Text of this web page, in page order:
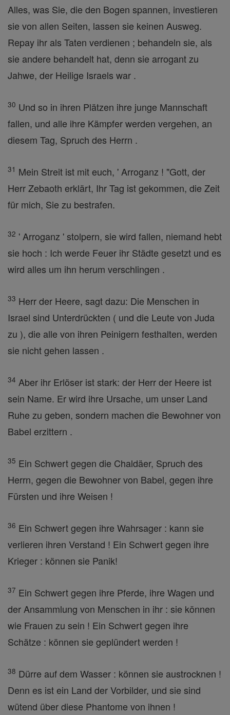
Alles, was Sie, die den Bogen spannen, investieren
sie von allen Seiten, lassen sie keinen Ausweg.
Repay ihr als Taten verdienen ; behandeln sie, als
sie andere behandelt hat, denn sie arrogant zu
Jahwe, der Heilige Israels war .
30 Und so in ihren Plätzen ihre junge Mannschaft
fallen, und alle ihre Kämpfer werden vergehen, an
diesem Tag, Spruch des Herrn .
31 Mein Streit ist mit euch, ' Arroganz ! "Gott, der
Herr Zebaoth erklärt, Ihr Tag ist gekommen, die Zeit
für mich, Sie zu bestrafen.
32 ' Arroganz ' stolpern, sie wird fallen, niemand hebt
sie hoch : Ich werde Feuer ihr Städte gesetzt und es
wird alles um ihn herum verschlingen .
33 Herr der Heere, sagt dazu: Die Menschen in
Israel sind Unterdrückten ( und die Leute von Juda
zu ), die alle von ihren Peinigern festhalten, werden
sie nicht gehen lassen .
34 Aber ihr Erlöser ist stark: der Herr der Heere ist
sein Name. Er wird ihre Ursache, um unser Land
Ruhe zu geben, sondern machen die Bewohner von
Babel erzittern .
35 Ein Schwert gegen die Chaldäer, Spruch des
Herrn, gegen die Bewohner von Babel, gegen ihre
Fürsten und ihre Weisen !
36 Ein Schwert gegen ihre Wahrsager : kann sie
verlieren ihren Verstand ! Ein Schwert gegen ihre
Krieger : können sie Panik!
37 Ein Schwert gegen ihre Pferde, ihre Wagen und
der Ansammlung von Menschen in ihr : sie können
wie Frauen zu sein ! Ein Schwert gegen ihre
Schätze : können sie geplündert werden !
38 Dürre auf dem Wasser : können sie austrocknen !
Denn es ist ein Land der Vorbilder, und sie sind
wütend über diese Phantome von ihnen !